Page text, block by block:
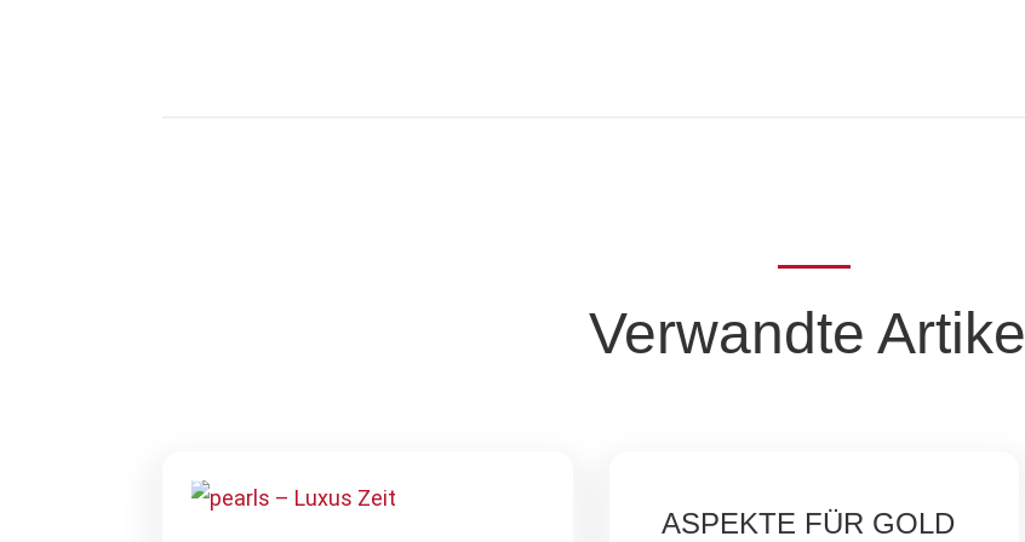
Verwandte Artikel
ASPEKTE FÜR GOLD